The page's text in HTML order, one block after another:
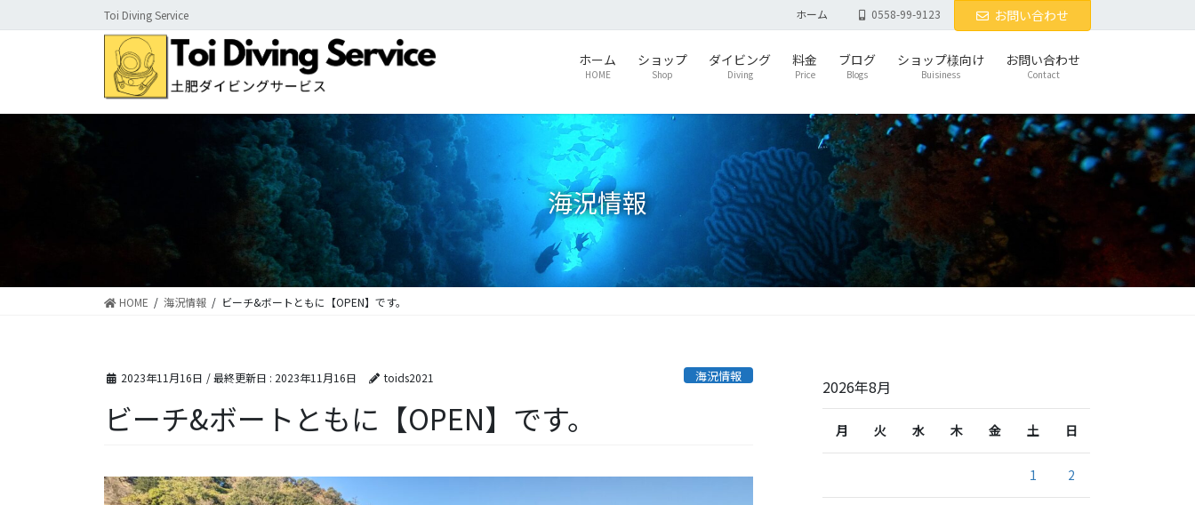
ン
に
ビ
ョ
Toi Diving Service ホーム 0558-99-9123 お問い合わせ
ホーム
HOME
ショップ
Shop
ダイビング
Diving
料金
Price
ブログ
Blogs
ショップ様向け
Buisiness
お問い合わせ
Contact
海況情報
HOME 海況情報 ビーチ&ボートともに【OPEN】です。
2023年11月16日 / 最終更新日 : 2023年11月16日 toids2021 海況情報
ビーチ&ボートともに【OPEN】です。
2026年8月
月 火 水 木 金 土 日
1 2